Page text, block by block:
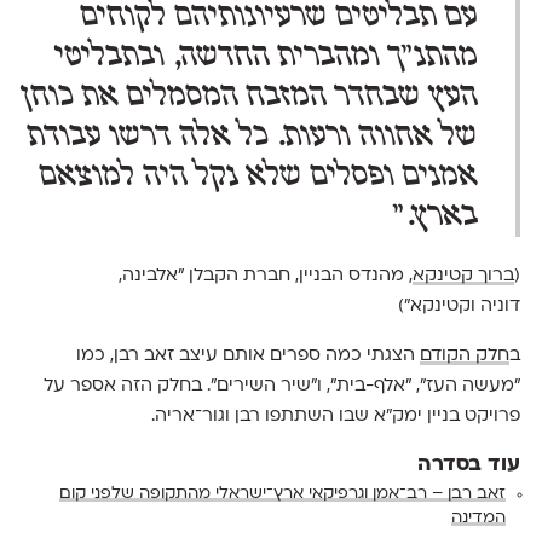
עם תבליטים שרעיונותיהם לקוחים
מהתנ"ך ומהברית החדשה, ובתבליטי
העץ שבחדר המזבח המסמלים את כוחן
של אחווה ורעות. כל אלה דרשו עבודת
אמנים ופסלים שלא נקל היה למוצאם
בארץ."
(ברוך קטינקא, מהנדס הבניין, חברת הקבלן "אלבינה,
דוניה וקטינקא")
בחלק הקודם הצגתי כמה ספרים אותם עיצב זאב רבן, כמו
"מעשה העז", "אלף-בית", ו"שיר השירים". בחלק הזה אספר על
פרויקט בניין ימק"א שבו השתתפו רבן וגור־אריה.
עוד בסדרה
זאב רבן – רב־אמן וגרפיקאי ארץ־ישראלי מהתקופה שלפני קום
המדינה